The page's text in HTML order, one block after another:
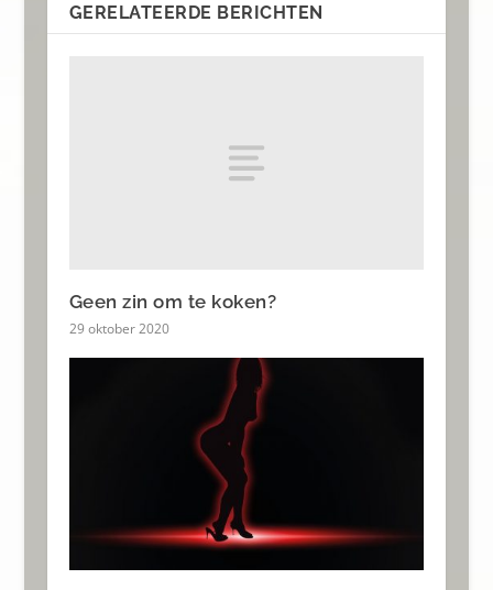
GERELATEERDE BERICHTEN
Geen zin om te koken?
29 oktober 2020